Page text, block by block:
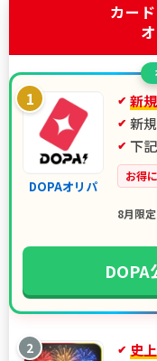
カー
1
DOPAオリパ
新
新
下
お得
8月限定
DOPA
2
史